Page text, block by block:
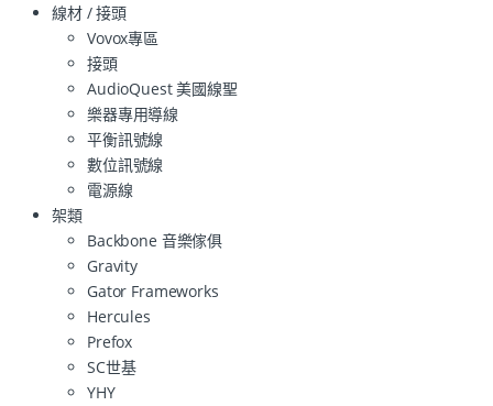
線材 / 接頭
Vovox專區
接頭
AudioQuest 美國線聖
樂器專用導線
平衡訊號線
數位訊號線
電源線
架類
Backbone 音樂傢俱
Gravity
Gator Frameworks
Hercules
Prefox
SC世基
YHY